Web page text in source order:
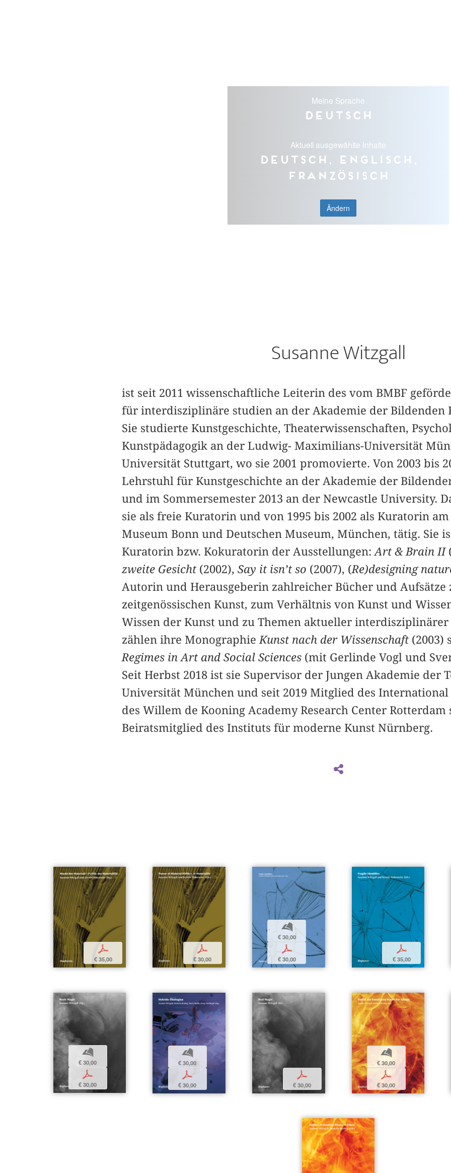
Meine Sprache
Deutsch
Aktuell ausgewählte Inhalte
Deutsch, Englisch,
Französisch
Ändern
Susanne Witzgall
ist seit 2011 wissenschaftliche Leiterin des vom BMBF
für interdisziplinäre studien an der Akademie der Bildenden
Sie studierte Kunstgeschichte, Theaterwissenschaften,
Kunstpädagogik an der Ludwig- Maximilians-Universität
Universität Stuttgart, wo sie 2001 promovierte. Von 2003 bis
Lehrstuhl für Kunstgeschichte an der Akademie der
und im Sommersemester 2013 an der Newcastle University.
sie als freie Kuratorin und von 1995 bis 2002 als Kuratorin am
Museum Bonn und Deutschen Museum, München, tätig. Sie
Kuratorin bzw. Kokuratorin der Ausstellungen: Art & Brain II
zweite Gesicht (2002), Say it isn’t so (2007), (Re)designing
Autorin und Herausgeberin zahlreicher Bücher und Aufsätze
zeitgenössischen Kunst, zum Verhältnis von Kunst und
Wissen der Kunst und zu Themen aktueller interdisziplinärer
zählen ihre Monographie Kunst nach der Wissenschaft(2003)
Regimes in Art and Social Sciences (mit Gerlinde Vogl und
Seit Herbst 2018 ist sie Supervisor der Jungen Akademie der
Universität München und seit 2019 Mitglied des
des Willem de Kooning Academy Research Center Rotterdam
Beiratsmitglied des Instituts für moderne Kunst Nürnberg.
p
€ 35,00
p
€ 30,00
b
€ 30,00
p
€ 30,00
p
€ 35,00
b
€ 30,00
p
€ 30,00
b
€ 30,00
p
€ 30,00
p
€ 30,00
b
€ 30,00
p
€ 30,00